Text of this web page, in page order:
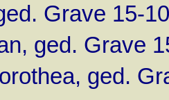
Grave 15-
ged. Grave
ged.